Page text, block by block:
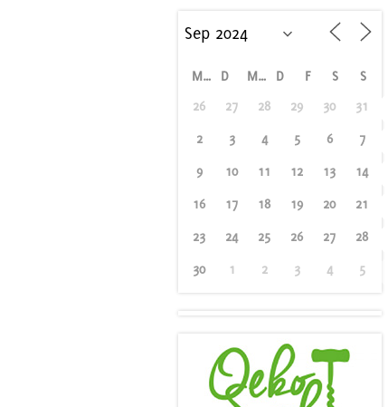
M D M D F S
S
26
27 28 29 30 31
2 3 4 5 6 7
9 10 11 12 13 14
16 17 18 19 20 21
23 24 25 26 27 28
30 1 2 3 4 5